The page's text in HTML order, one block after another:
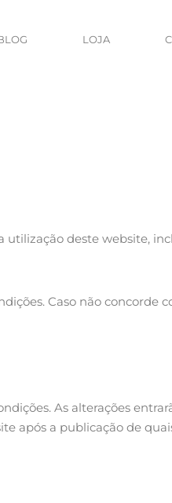
LOJA
utilização deste website,
Caso não concorde
As alterações
após a publicação de